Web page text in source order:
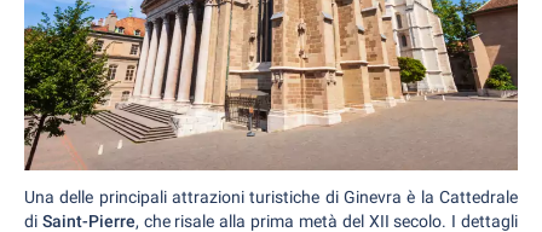
Una delle principali attrazioni turistiche di Ginevra è la Cattedrale
di Saint-Pierre, che risale alla prima metà del XII secolo. I dettagli